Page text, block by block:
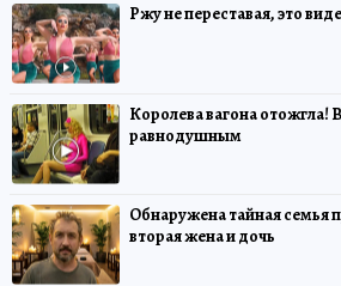
Ржу не переставая, это
Королева вагона отожгла!
равнодушным
Обнаружена тайная семья
вторая жена и дочь